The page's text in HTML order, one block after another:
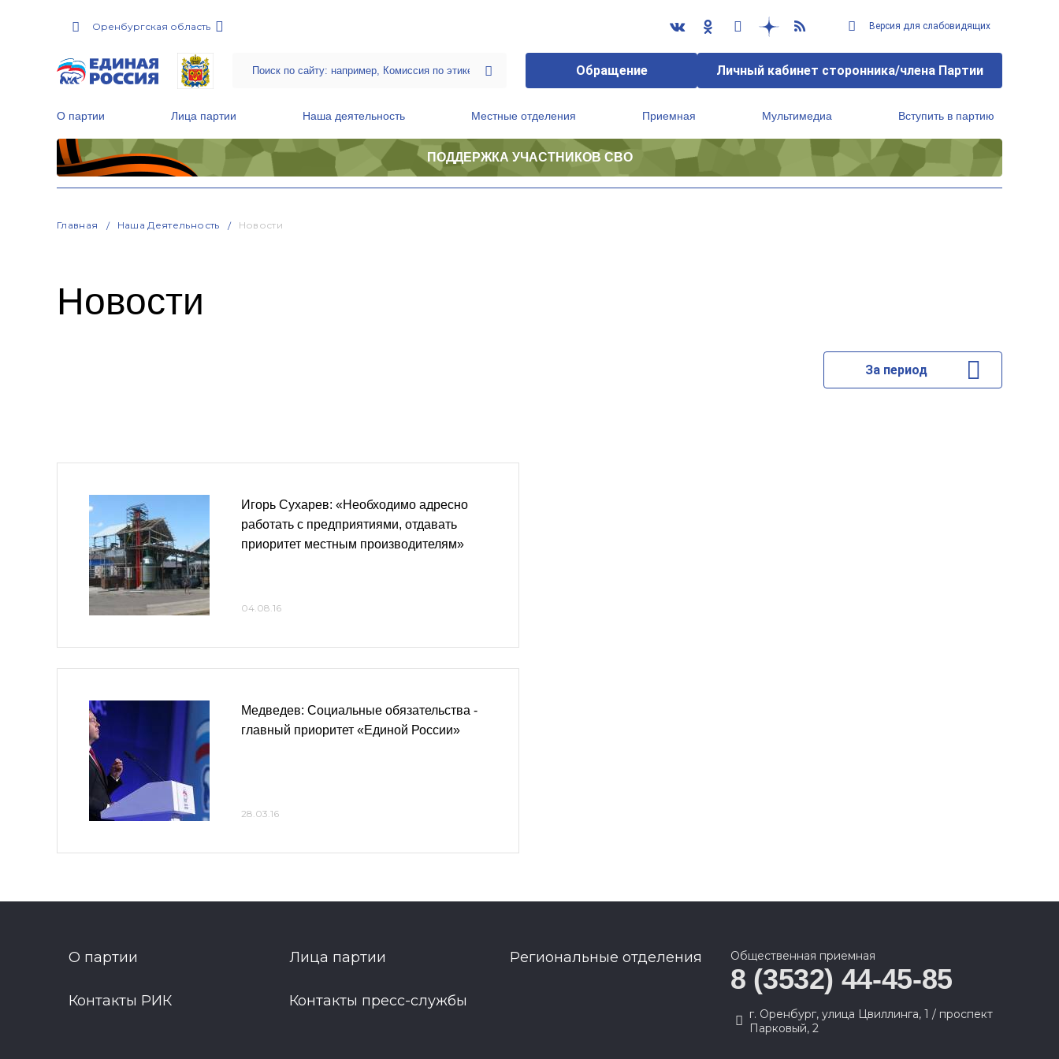
Оренбургская область Версия для слабовидящих
Обращение Личный кабинет сторонника/члена Партии
О партии Лица партии Наша деятельность Местные отделения Приемная Мультимедиа Вступить в партию
ПОДДЕРЖКА УЧАСТНИКОВ СВО
Главная Наша Деятельность Новости
Новости
За период
Игорь Сухарев: «Необходимо адресно
работать с предприятиями, отдавать
приоритет местным производителям»
04.08.16
Медведев: Социальные обязательства -
главный приоритет «Единой России»
28.03.16
О партии Лица партии Региональные отделения
Контакты РИК Контакты пресс-службы
Общественная приемная
8 (3532) 44-45-85
г. Оренбург, улица Цвиллинга, 1 / проспект
Парковый, 2